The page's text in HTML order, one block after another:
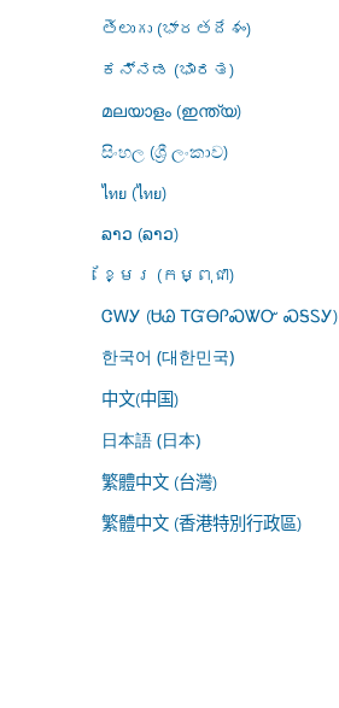
తెలుగు (భారతదేశం)
ಕನ್ನಡ (ಭಾರತ)
മലയാളം (ഇന്ത്യ)
සිංහල (ශ්‍රී ලංකාව)
ไทย (ไทย)
ລາວ (ລາວ)
ខ្មែរ (កម្ពុជា)
ᏣᎳᎩ (ᏌᏊ ᎢᏳᎾᎵᏍᏔᏅ ᏍᎦᏚᎩ)
한국어 (대한민국)
中文(中国)
日本語 (日本)
繁體中文 (台灣)
繁體中文 (香港特別行政區)